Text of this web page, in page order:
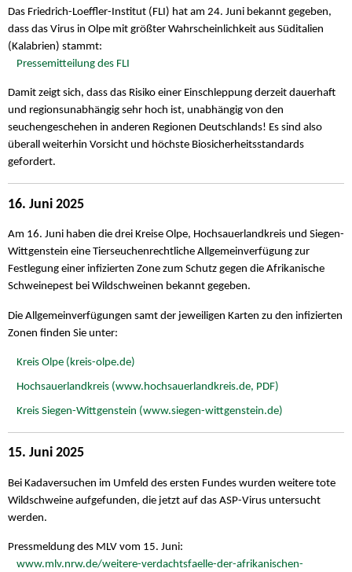
Das Friedrich-Loeffler-Institut (FLI) hat am 24. Juni bekannt gegeben,
dass das Virus in Olpe mit größter Wahrscheinlichkeit aus Süditalien
(Kalabrien) stammt:
Pressemitteilung des FLI
Damit zeigt sich, dass das Risiko einer Einschleppung derzeit dauerhaft
und regionsunabhängig sehr hoch ist, unabhängig von den
seuchengeschehen in anderen Regionen Deutschlands! Es sind also
überall weiterhin Vorsicht und höchste Biosicherheitsstandards
gefordert.
16. Juni 2025
Am 16. Juni haben die drei Kreise Olpe, Hochsauerlandkreis und Siegen-
Wittgenstein eine Tierseuchenrechtliche Allgemeinverfügung zur
Festlegung einer infizierten Zone zum Schutz gegen die Afrikanische
Schweinepest bei Wildschweinen bekannt gegeben.
Die Allgemeinverfügungen samt der jeweiligen Karten zu den infizierten
Zonen finden Sie unter:
Kreis Olpe (kreis-olpe.de)
Hochsauerlandkreis (www.hochsauerlandkreis.de, PDF)
Kreis Siegen-Wittgenstein (www.siegen-wittgenstein.de)
15. Juni 2025
Bei Kadaversuchen im Umfeld des ersten Fundes wurden weitere tote
Wildschweine aufgefunden, die jetzt auf das ASP-Virus untersucht
werden.
Pressmeldung des MLV vom 15. Juni:
www.mlv.nrw.de/weitere-verdachtsfaelle-der-afrikanischen-